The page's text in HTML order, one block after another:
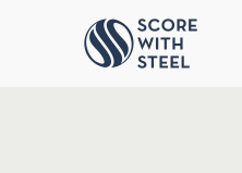
Accéder au contenu